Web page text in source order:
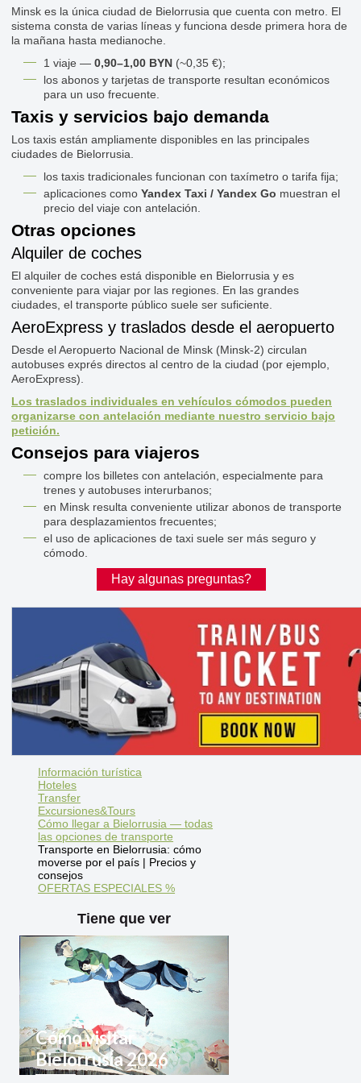
Minsk es la única ciudad de Bielorrusia que cuenta con metro. El
sistema consta de varias líneas y funciona desde primera hora de
la mañana hasta medianoche.
1 viaje — 0,90–1,00 BYN (~0,35 €);
los abonos y tarjetas de transporte resultan económicos
para un uso frecuente.
Taxis y servicios bajo demanda
Los taxis están ampliamente disponibles en las principales
ciudades de Bielorrusia.
los taxis tradicionales funcionan con taxímetro o tarifa fija;
aplicaciones como Yandex Taxi / Yandex Go muestran el
precio del viaje con antelación.
Otras opciones
Alquiler de coches
El alquiler de coches está disponible en Bielorrusia y es
conveniente para viajar por las regiones. En las grandes
ciudades, el transporte público suele ser suficiente.
AeroExpress y traslados desde el aeropuerto
Desde el Aeropuerto Nacional de Minsk (Minsk-2) circulan
autobuses exprés directos al centro de la ciudad (por ejemplo,
AeroExpress).
Los traslados individuales en vehículos cómodos pueden
organizarse con antelación mediante nuestro servicio bajo
petición.
Consejos para viajeros
compre los billetes con antelación, especialmente para
trenes y autobuses interurbanos;
en Minsk resulta conveniente utilizar abonos de transporte
para desplazamientos frecuentes;
el uso de aplicaciones de taxi suele ser más seguro y
cómodo.
Hay algunas preguntas?
Información turística
Hoteles
Transfer
Excursiones&Tours
Cómo llegar a Bielorrusia — todas
las opciones de transporte
Transporte en Bielorrusia: cómo
moverse por el país | Precios y
consejos
OFERTAS ESPECIALES %
Tiene que ver
Cómo visitar
Bielorrusia 2026